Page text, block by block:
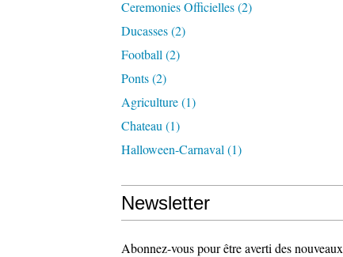
Ceremonies Officielles(2)
Ducasses(2)
Football (2)
Ponts(2)
Agriculture(1)
Chateau (1)
Halloween-Carnaval (1)
Newsletter
Abonnez-vous pour être averti des nouveaux